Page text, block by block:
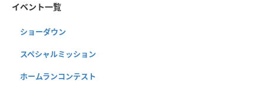
イベント一覧
ショーダウン
スペシャルミッション
ホームランコンテスト